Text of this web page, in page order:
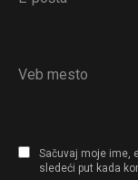
Veb mesto
Sačuvaj moje ime,
sledeći put kada